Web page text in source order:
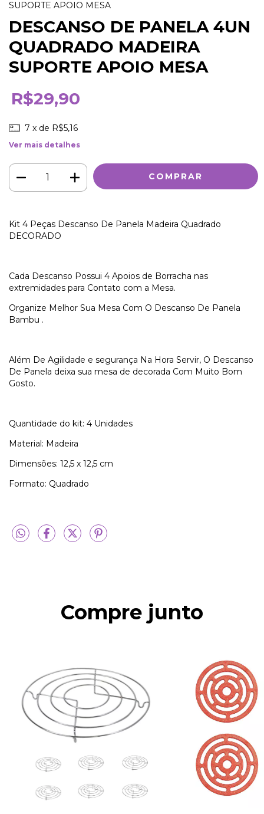
SUPORTE APOIO MESA
DESCANSO DE PANELA 4UN
QUADRADO MADEIRA
SUPORTE APOIO MESA
R$29,90
7 x de R$5,16
Ver mais detalhes
Kit 4 Peças Descanso De Panela Madeira Quadrado
DECORADO
Cada Descanso Possui 4 Apoios de Borracha nas
extremidades para Contato com a Mesa.
Organize Melhor Sua Mesa Com O Descanso De Panela
Bambu .
Além De Agilidade e segurança Na Hora Servir, O Descanso
De Panela deixa sua mesa de decorada Com Muito Bom
Gosto.
Quantidade do kit: 4 Unidades
Material: Madeira
Dimensões: 12,5 x 12,5 cm
Formato: Quadrado
Compre junto